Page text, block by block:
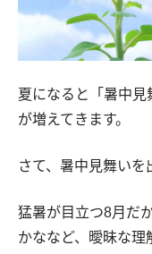
夏になると「暑中見
が増えてきます。
さて、暑中見舞いを
猛暑が目立つ8月だ
かななど、曖昧な理